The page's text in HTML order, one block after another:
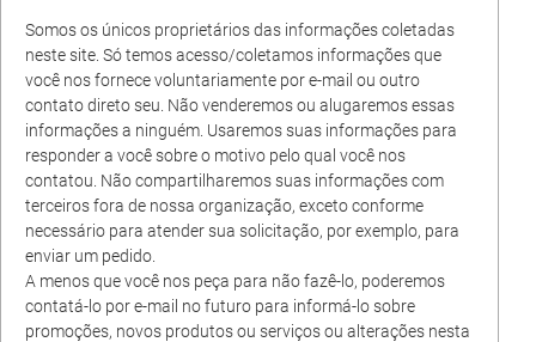
Somos os únicos proprietários das informações coletadas
neste site. Só temos acesso/coletamos informações que
você nos fornece voluntariamente por e-mail ou outro
contato direto seu. Não venderemos ou alugaremos essas
informações a ninguém. Usaremos suas informações para
responder a você sobre o motivo pelo qual você nos
contatou. Não compartilharemos suas informações com
terceiros fora de nossa organização, exceto conforme
necessário para atender sua solicitação, por exemplo, para
enviar um pedido.
A menos que você nos peça para não fazê-lo, poderemos
contatá-lo por e-mail no futuro para informá-lo sobre
promoções, novos produtos ou serviços ou alterações nesta